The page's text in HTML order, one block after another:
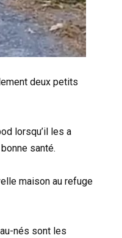
deux petits
lorsqu’il les a
santé.
maison au refuge
nés sont les